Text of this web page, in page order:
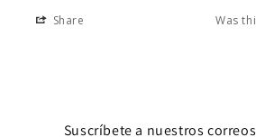
Share Was
Suscríbete a nuestros